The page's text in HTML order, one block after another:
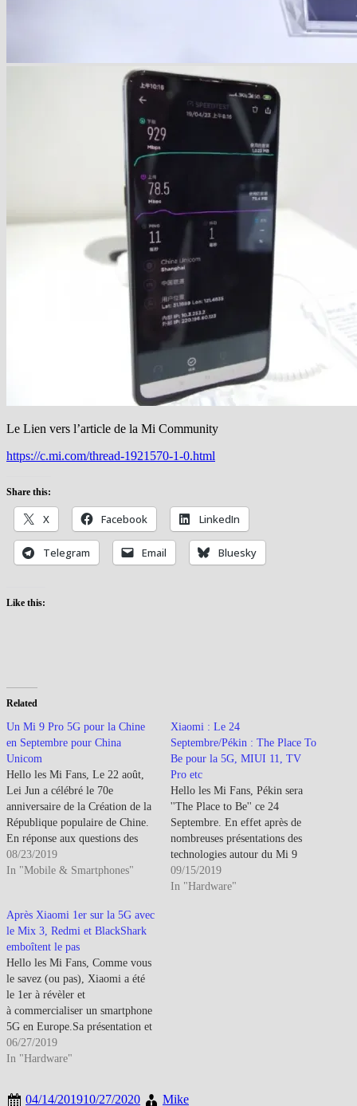
Le Lien vers l’article de la Mi Community
https://c.mi.com/thread-1921570-1-0.html
Share this:
X Facebook LinkedIn
Telegram Email Bluesky
Like this:
Related
Un Mi 9 Pro 5G pour la Chine
en Septembre pour China
Unicom
Hello les Mi Fans, Le 22 août,
Lei Jun a célébré le 70e
anniversaire de la Création de la
République populaire de Chine.
En réponse aux questions des
utilisateurs, il a déclaré que le
premier smartphone Xiaomi 5G
année. En…
08/23/2019
In "Mobile & Smartphones"
Xiaomi : Le 24
Septembre/Pékin : The Place To
Be pour la 5G, MIUI 11, TV
Pro etc
Hello les Mi Fans, Pékin sera
''The Place to Be'' ce 24
Septembre. En effet après de
nombreuses présentations des
technologies autour du Mi 9
Pro, celui-ci sera officiellement
présenté. Cependant le titre de
09/15/2019
In "Hardware"
Après Xiaomi 1er sur la 5G avec
le Mix 3, Redmi et BlackShark
emboîtent le pas
Hello les Mi Fans, Comme vous
le savez (ou pas), Xiaomi a été
le 1er à révèler et
à commercialiser un smartphone
5G en Europe.Sa présentation et
son test avait eu lieu de la MWC
2019 de Madrid Il estdéjà
06/27/2019
In "Hardware"
04/14/201910/27/2020 Mike